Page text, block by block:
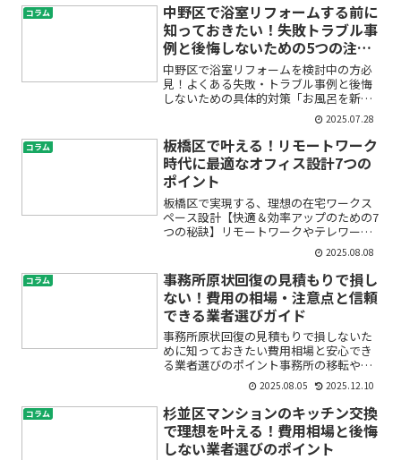
コラム
中野区で浴室リフォームする前に
知っておきたい！失敗トラブル事
例と後悔しないための5つの注意
点
中野区で浴室リフォームを検討中の方必
見！よくある失敗・トラブル事例と後悔
しないための具体的対策「お風呂を新し
くしたいけど、思わぬトラブルや失敗が
怖い…」「中野区で安心して浴室リフォ
ームするにはどうしたらいいの？」──
そんな不安をお持ちの方へ...
2025.07.28
コラム
板橋区で叶える！リモートワーク
時代に最適なオフィス設計7つの
ポイント
板橋区で実現する、理想の在宅ワークス
ペース設計【快適＆効率アップのための7
つの秘訣】リモートワークやテレワーク
が日常となった今、「自宅での仕事環境
に悩んでいる」「板橋区で快適な在宅ワ
ークスペースを作りたい」と考えている
方は多いのではないでし...
2025.08.08
コラム
事務所原状回復の見積もりで損し
ない！費用の相場・注意点と信頼
できる業者選びガイド
事務所原状回復の見積もりで損しないた
めに知っておきたい費用相場と安心でき
る業者選びのポイント事務所の移転や退
去が決まったとき、「原状回復って何を
すればいいの？」「費用はどれくらいか
かるの？」「業者選びで失敗しないため
には？」と、不安や疑問を...
2025.08.05 2025.12.10
コラム
杉並区マンションのキッチン交換
で理想を叶える！費用相場と後悔
しない業者選びのポイント